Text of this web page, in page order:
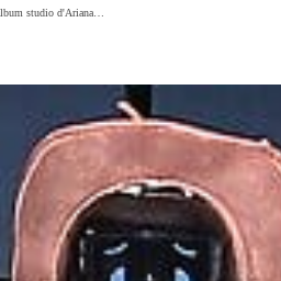
studio d'Ariana…